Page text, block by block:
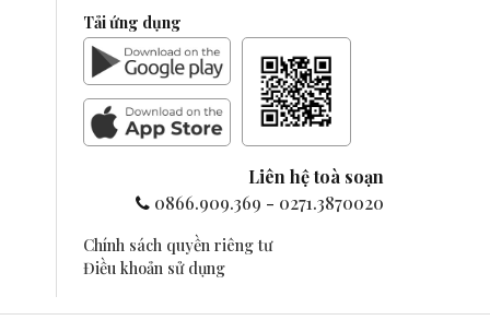
Tải ứng dụng
Liên hệ toà soạn
0866.909.369 - 0271.3870020
Chính sách quyền riêng tư
Điều khoản sử dụng